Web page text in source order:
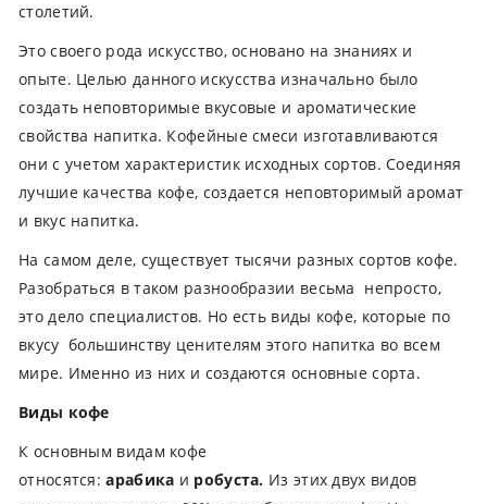
столетий.
Это своего рода искусство, основано на знаниях и
опыте. Целью данного искусства изначально было
создать неповторимые вкусовые и ароматические
свойства напитка. Кофейные смеси изготавливаются
они с учетом характеристик исходных сортов. Соединяя
лучшие качества кофе, создается неповторимый аромат
и вкус напитка.
На самом деле, существует тысячи разных сортов кофе.
Разобраться в таком разнообразии весьма непросто,
это дело специалистов. Но есть виды кофе, которые по
вкусу большинству ценителям этого напитка во всем
мире. Именно из них и создаются основные сорта.
Виды кофе
К основным видам кофе
относятся: арабика и робуста. Из этих двух видов